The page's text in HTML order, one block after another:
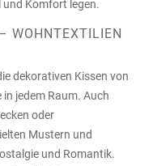
und Komfort legen.
WOHNTEXTILIEN
dekorativen Kissen von
jedem Raum. Auch
oder
Mustern und
und Romantik.